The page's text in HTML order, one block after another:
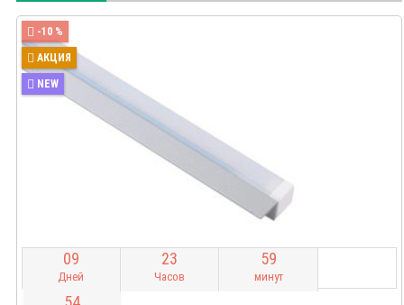
-10 %
АКЦИЯ
NEW
09
Дней
23
Часов
59
минут